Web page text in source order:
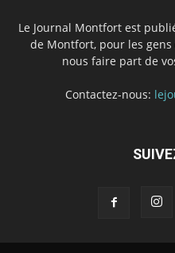
Le Journal Montfort est
de Montfort, pour les
nous faire part de
Contactez-nous: